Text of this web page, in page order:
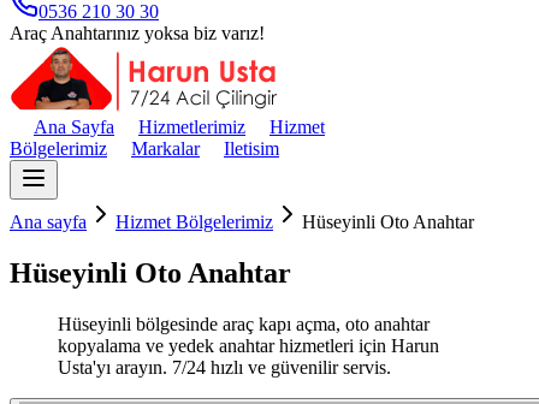
0536 210 30 30
Araç Anahtarınız yoksa biz varız!
Ana Sayfa Hizmetlerimiz
Hizmet
Bölgelerimiz
Markalar Iletisim
Ana sayfa Hizmet Bölgelerimiz Hüseyinli Oto Anahtar
Hüseyinli Oto Anahtar
Hüseyinli bölgesinde araç kapı açma, oto anahtar
kopyalama ve yedek anahtar hizmetleri için Harun
Usta'yı arayın. 7/24 hızlı ve güvenilir servis.